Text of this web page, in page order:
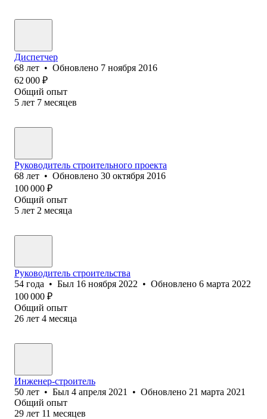
Диспетчер
68 лет • Обновлено 7 ноября 2016
62 000 ₽
Общий опыт
5 лет 7 месяцев
Руководитель строительного проекта
68 лет • Обновлено 30 октября 2016
100 000 ₽
Общий опыт
5 лет 2 месяца
Руководитель строительства
54 года • Был 16 ноября 2022 • Обновлено 6 марта 2022
100 000 ₽
Общий опыт
26 лет 4 месяца
Инженер-строитель
50 лет • Был 4 апреля 2021 • Обновлено 21 марта 2021
Общий опыт
29 лет 11 месяцев